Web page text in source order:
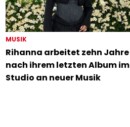
MUSIK
Rihanna arbeitet zehn Jahre
nach ihrem letzten Album im
Studio an neuer Musik